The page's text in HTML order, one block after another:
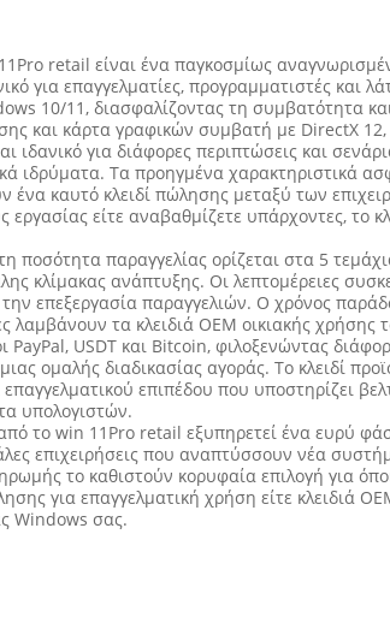
retail είναι ένα παγκοσμίως
για επαγγελματίες, προγραμματιστές και
10/11, διασφαλίζοντας τη συμβατότητα
και κάρτα γραφικών συμβατή με DirectX
ιδανικό για διάφορες περιπτώσεις και
ιδρύματα. Τα προηγμένα χαρακτηριστικά
ένα καυτό κλειδί πώλησης μεταξύ των
εργασίας είτε αναβαθμίζετε υπάρχοντες,
ποσότητα παραγγελίας ορίζεται στα 5
κλίμακας ανάπτυξης. Οι λεπτομέρειες
επεξεργασία παραγγελιών. Ο χρόνος
λαμβάνουν τα κλειδιά OEM οικιακής
PayPal, USDT και Bitcoin, φιλοξενώντας
ομαλής διαδικασίας αγοράς. Το κλειδί
επιπέδου που υποστηρίζει
υπολογιστών.
το win 11Pro retail εξυπηρετεί ένα ευρύ
επιχειρήσεις που αναπτύσσουν νέα
το καθιστούν κορυφαία επιλογή για
για επαγγελματική χρήση είτε κλειδιά
Windows σας.